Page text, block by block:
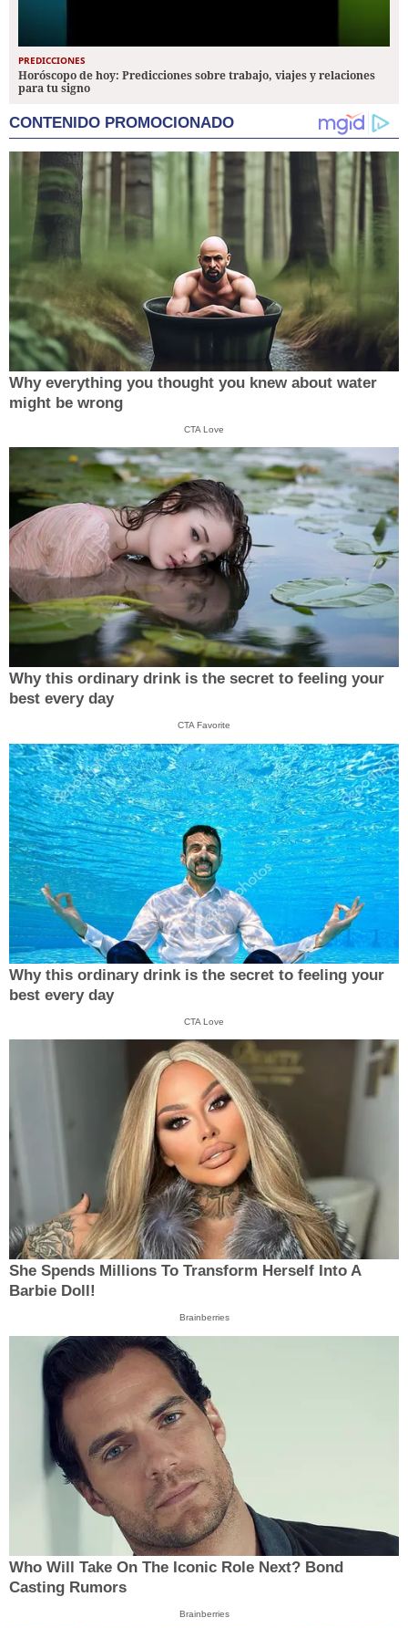
PREDICCIONES
Horóscopo de hoy: Predicciones sobre trabajo, viajes y relaciones
para tu signo
CONTENIDO PROMOCIONADO
Why everything you thought you knew about water
might be wrong
CTA Love
Why this ordinary drink is the secret to feeling your
best every day
CTA Favorite
Why this ordinary drink is the secret to feeling your
best every day
CTA Love
She Spends Millions To Transform Herself Into A
Barbie Doll!
Brainberries
Who Will Take On The Iconic Role Next? Bond
Casting Rumors
Brainberries